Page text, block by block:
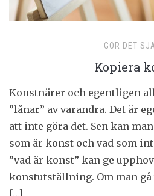
GÖR DET
Kopiera
Konstnärer och egentligen
”lånar” av varandra. Det är
att inte göra det. Sen kan
som är konst och vad som
”vad är konst” kan ge
konstutställning. Om man